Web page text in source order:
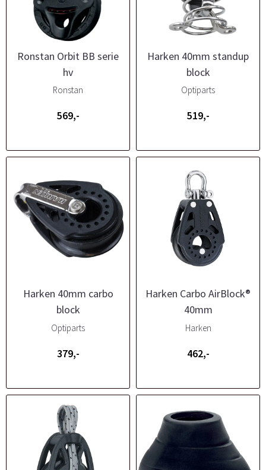
Ronstan Orbit BB serie
hv
Ronstan
569,-
Harken 40mm standup
block
Optiparts
519,-
Harken 40mm carbo
block
Optiparts
379,-
Harken Carbo AirBlock®
40mm
Harken
462,-